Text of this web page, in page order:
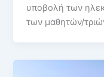
υποβολή των
των μαθητών/